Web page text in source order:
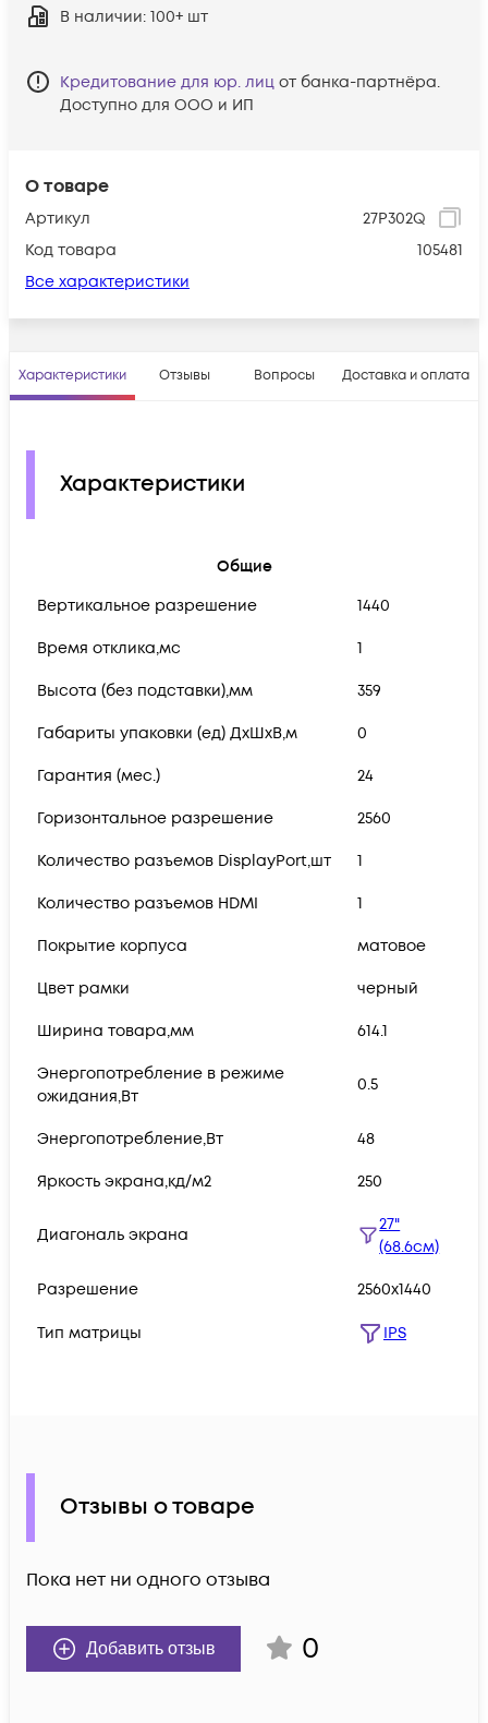
О товаре
Артикул
27P302Q
Код товара
105481
Все характеристики
В наличии: 100+ шт
Кредитование для юр. лиц от банка-партнёра.
Доступно для ООО и ИП
Характеристики Отзывы Вопросы Доставка и оплата
Характеристики
Общие
Вертикальное разрешение
1440
Время отклика,мс 1
Высота (без подставки),мм 359
Габариты упаковки (ед) ДхШхВ,м 0
Гарантия (мес.) 24
Горизонтальное разрешение 2560
Количество разъемов DisplayPort,шт 1
Количество разъемов HDMI 1
Покрытие корпуса матовое
Цвет рамки черный
Ширина товара,мм 614.1
Энергопотребление в режиме
ожидания,Вт
0.5
Энергопотребление,Вт 48
Яркость экрана,кд/м2 250
Диагональ экрана
27"
(68.6см)
Разрешение 2560x1440
Тип матрицы IPS
Отзывы о товаре
Пока нет ни одного отзыва
Добавить отзыв 0